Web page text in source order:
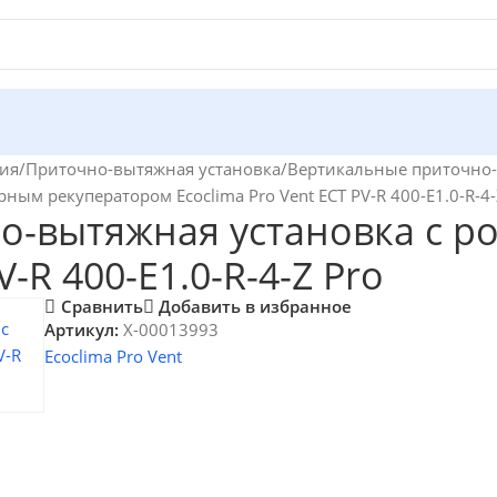
Приточно-вытяжная установка Вертикальные
рекуператором Ecoclima Pro Vent ECT PV-R 400-E1.0-R-
вытяжная установка с
R 400-E1.0-R-4-Z Pro
Сравнить
Добавить в избранное
Артикул: X-00013993
Ecoclima Pro Vent